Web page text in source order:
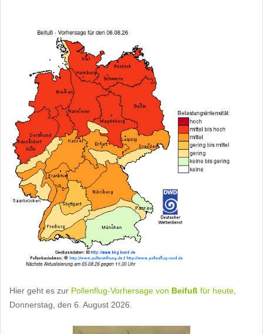
Hier geht es zur Pollenflug-Vorhersage von Beifuß für heute
Donnerstag, den 6. August 2026.